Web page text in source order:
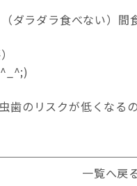
ダラダラ食べない）間
歯のリスクが低くなる
一覧へ戻